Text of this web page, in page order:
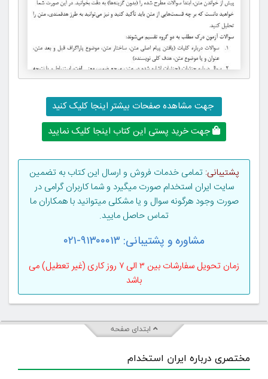
جهت مشاهده صفحات بیشتر اینجا کلیک کنید
جهت خرید پستی این کتاب اینجا کلیک نمایید
پشتیبانی: تمامی خدمات فروش و ارسال این کتاب به تضمین
سایت ایران استخدام صورت میگیرد و شما کاربران گرامی در
صورت وجود هرگونه سوال و یا مشکلی میتوانید با همکاران ما
تماس حاصل مایید.
مشاوره و پشتیبانی: ۹۱۳۰۰۰۱۳-۰۲۱
زمان تحویل سفارشات بین ۳ الی ۷ روز کاری (غیر تعطیل) می
باشد
ابتدای صفحه
مختصری درباره ایران استخدام